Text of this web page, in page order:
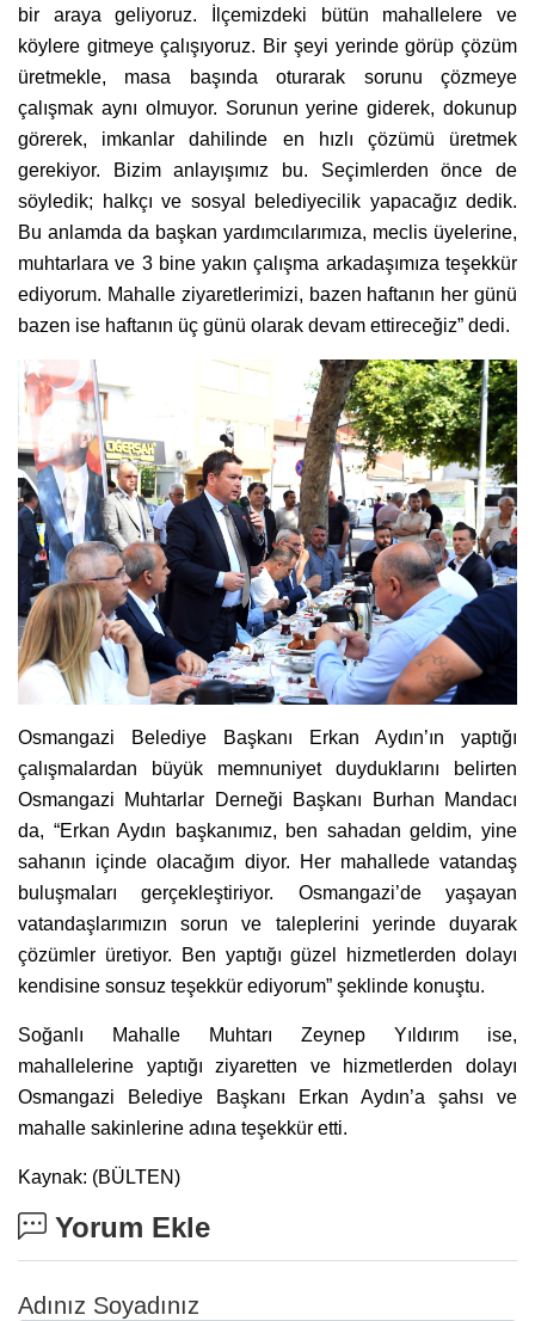
bir araya geliyoruz. İlçemizdeki bütün mahallelere ve
köylere gitmeye çalışıyoruz. Bir şeyi yerinde görüp çözüm
üretmekle, masa başında oturarak sorunu çözmeye
çalışmak aynı olmuyor. Sorunun yerine giderek, dokunup
görerek, imkanlar dahilinde en hızlı çözümü üretmek
gerekiyor. Bizim anlayışımız bu. Seçimlerden önce de
söyledik; halkçı ve sosyal belediyecilik yapacağız dedik.
Bu anlamda da başkan yardımcılarımıza, meclis üyelerine,
muhtarlara ve 3 bine yakın çalışma arkadaşımıza teşekkür
ediyorum. Mahalle ziyaretlerimizi, bazen haftanın her günü
bazen ise haftanın üç günü olarak devam ettireceğiz” dedi.
Osmangazi Belediye Başkanı Erkan Aydın’ın yaptığı
çalışmalardan büyük memnuniyet duyduklarını belirten
Osmangazi Muhtarlar Derneği Başkanı Burhan Mandacı
da, “Erkan Aydın başkanımız, ben sahadan geldim, yine
sahanın içinde olacağım diyor. Her mahallede vatandaş
buluşmaları gerçekleştiriyor. Osmangazi’de yaşayan
vatandaşlarımızın sorun ve taleplerini yerinde duyarak
çözümler üretiyor. Ben yaptığı güzel hizmetlerden dolayı
kendisine sonsuz teşekkür ediyorum” şeklinde konuştu.
Soğanlı Mahalle Muhtarı Zeynep Yıldırım ise,
mahallelerine yaptığı ziyaretten ve hizmetlerden dolayı
Osmangazi Belediye Başkanı Erkan Aydın’a şahsı ve
mahalle sakinlerine adına teşekkür etti.
Kaynak: (BÜLTEN)
Yorum Ekle
Adınız Soyadınız